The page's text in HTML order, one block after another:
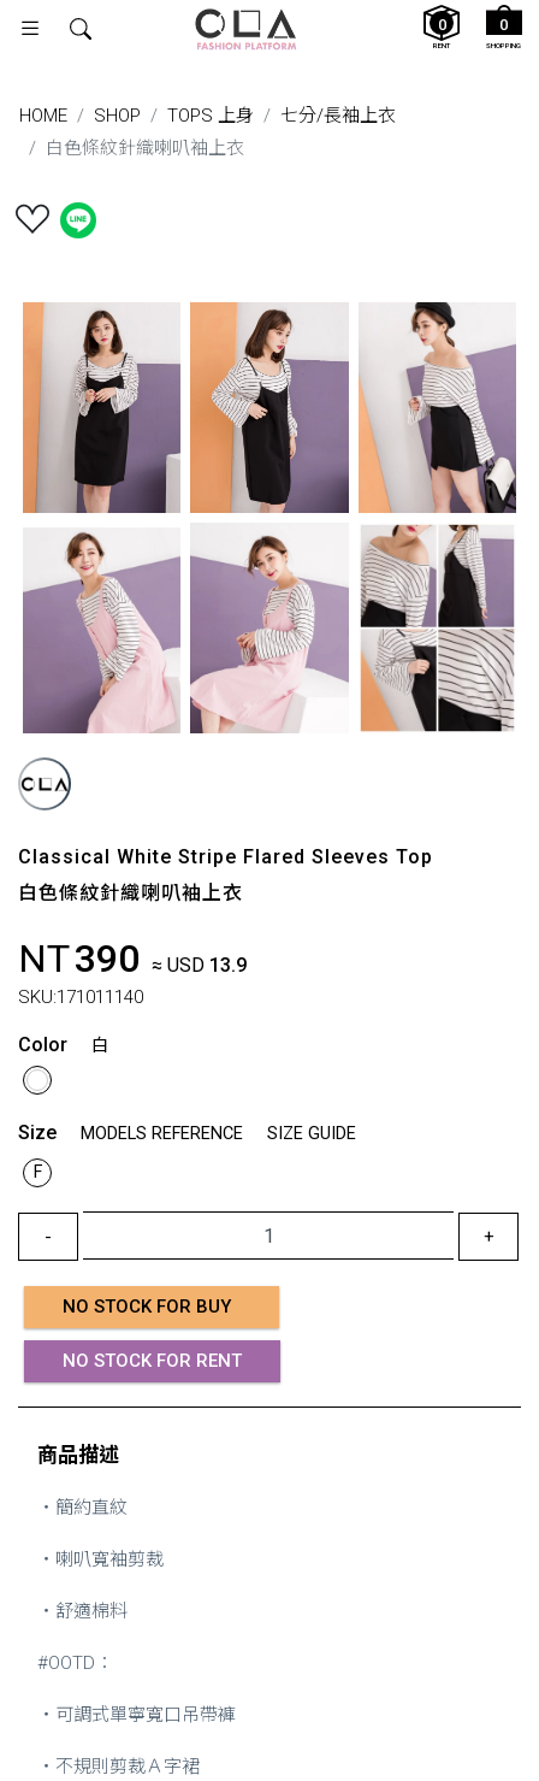
SHOPPING
0
RENT
0
HOME SHOP TOPS 上身
七分/長袖上衣
白色條紋針織喇叭袖上衣
Classical White Stripe Flared Sleeves Top
白色條紋針織喇叭袖上衣
NT390 ≈ USD 13.9
SKU:171011140
Color 白
Size MODELS REFERENCE
SIZE GUIDE
F
- +
NO STOCK FOR BUY
NO STOCK FOR RENT
商品描述
・簡約直紋
・喇叭寬袖剪裁
・舒適棉料
#OOTD：
・可調式單寧寬口吊帶褲
・不規則剪裁Ａ字裙